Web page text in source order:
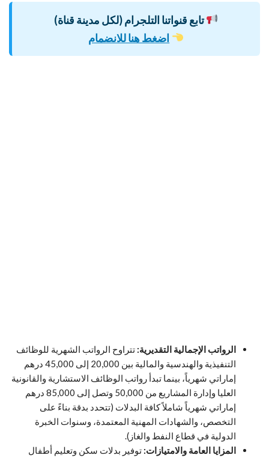
تابع قنواتنا التلجرام (لكل مدينة قناة)
اضغط هنا للانضمام
الرواتب الإجمالية التقديرية: تتراوح الرواتب الشهرية للوظائف
التنفيذية والهندسية والمالية بين 20,000 إلى 45,000 درهم
إماراتي شهرياً، بينما تبدأ رواتب الوظائف الاستشارية والقانونية
العليا وإدارة المشاريع من 50,000 وتصل إلى 85,000 درهم
إماراتي شهرياً شاملاً كافة البدلات (تتحدد بدقة بناءً على
التخصص، والشهادات المهنية المعتمدة، وسنوات الخبرة
الدولية في قطاع النفط والغاز).
المزايا العامة والامتيازات: توفير بدلات سكن وتعليم أطفال